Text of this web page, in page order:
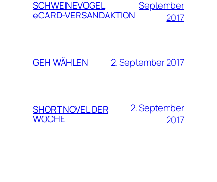
SCHWEINEVOGEL
eCARD-VERSANDAKTION
September
2017
GEH WÄHLEN 2. September 2017
SHORT NOVEL DER
WOCHE
2. September
2017